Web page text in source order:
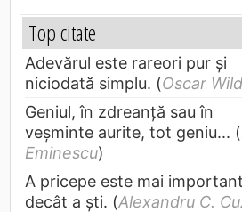
Top citate
Adevărul este rareori pur și
niciodată simplu. (Oscar
Geniul, în zdreanţă sau în
veşminte aurite, tot geniu... (
Eminescu)
A pricepe este mai important
decât a ști. (Alexandru C.